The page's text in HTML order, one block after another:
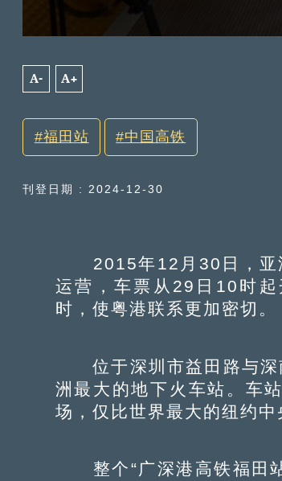
A- A+
福田站 中国高铁
刊登日期 : 2024-12-30
2015年12月30日，亚洲
运营，车票从29日10时
时，使粤港联系更加密切。
位于深圳市益田路与深
洲最大的地下火车站。车
场，仅比世界最大的纽约中
整个“广深港高铁福田站